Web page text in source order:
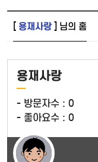
[ 용재사랑] 님의 홈
용재사랑
- 방문자수 : 0
- 좋아요수 : 0